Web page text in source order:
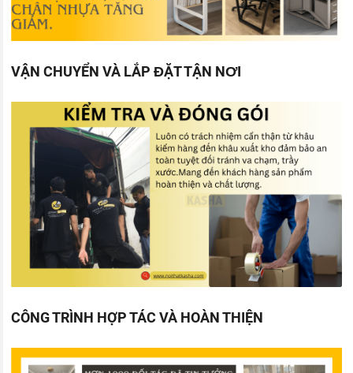
VẬN CHUYỂN VÀ LẮP ĐẶT TẬN NƠI
CÔNG TRÌNH HỢP TÁC VÀ HOÀN THIỆN